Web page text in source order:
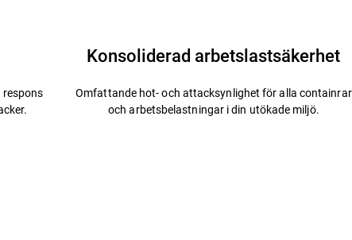
Konsoliderad arbetslastsäkerhet
Omfattande hot- och attacksynlighet för alla containrar
och arbetsbelastningar i din utökade miljö.